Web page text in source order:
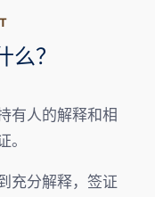
？
有人的解释和相
。
充分解释，签证